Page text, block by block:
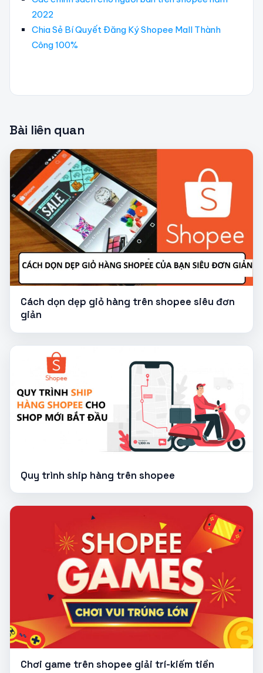
2022
Chia Sẻ Bí Quyết Đăng Ký Shopee Mall Thành
Công 100%
Bài liên quan
Cách dọn dẹp giỏ hàng trên shopee siêu đơn
giản
Quy trình ship hàng trên shopee
Chơi game trên shopee giải trí-kiếm tiền